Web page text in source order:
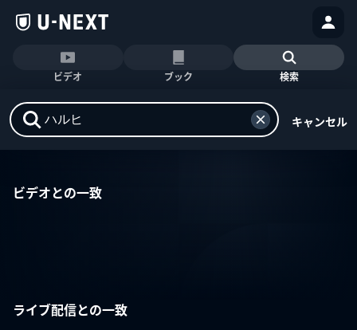
ビデオ ブック 検索
キャンセル
ビデオとの一致
ライブ配信との一致